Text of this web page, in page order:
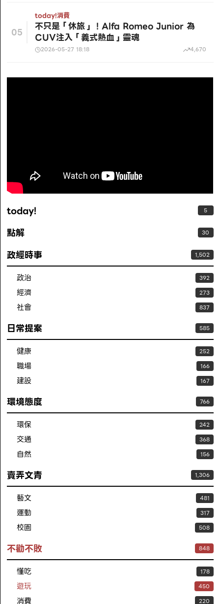
05
today!消費
不只是「休旅」！Alfa Romeo Junior 為
CUV注入「義式熱血」靈魂
2026-05-27 18:18 4,670
today! 5
點解 30
政經時事 1,502
政治 392
經濟 273
社會 837
日常提案 585
健康 252
職場 166
建設 167
環境態度 766
環保 242
交通 368
自然 156
賣弄文青 1,306
藝文 481
運動 317
校園 508
不勸不敗 848
懂吃 178
遊玩 450
消費 220